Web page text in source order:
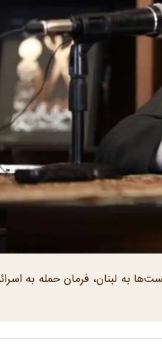
صهیونیست‌ها به لبنان، فرمان حمله به